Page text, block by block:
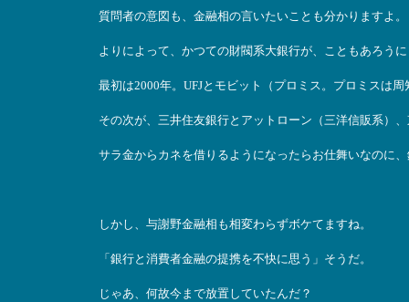
質問者の意図も、金融相の言いたいことも分かりますよ。
よりによって、かつての財閥系大銀行が、こともあろう
最初は2000年。UFJとモビット（プロミス。プロミスは
その次が、三井住友銀行とアットローン（三洋信販系）
サラ金からカネを借りるようになったらお仕舞いなのに
しかし、与謝野金融相も相変わらずボケてますね。
「銀行と消費者金融の提携を不快に思う」そうだ。
じゃあ、何故今まで放置していたんだ？